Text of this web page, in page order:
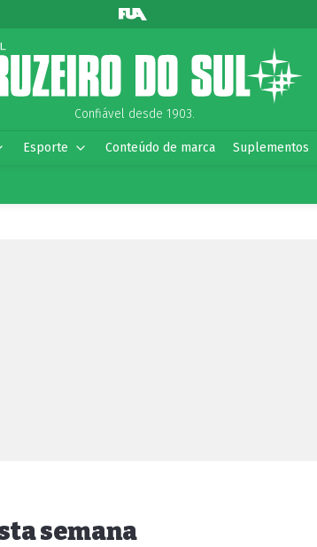
Confiável desde 1903.
Esporte Conteúdo de marca Suplementos
semana